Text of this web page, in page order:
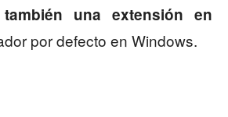
una extensión en
por defecto en Windows.